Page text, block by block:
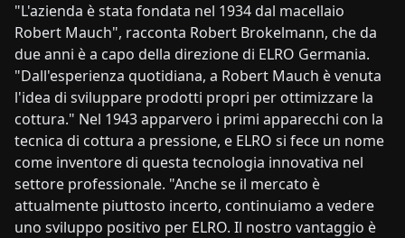
"L'azienda è stata fondata nel 1934 dal macellaio
Robert Mauch", racconta Robert Brokelmann, che da
due anni è a capo della direzione di ELRO Germania.
"Dall'esperienza quotidiana, a Robert Mauch è venuta
l'idea di sviluppare prodotti propri per ottimizzare la
cottura." Nel 1943 apparvero i primi apparecchi con la
tecnica di cottura a pressione, e ELRO si fece un nome
come inventore di questa tecnologia innovativa nel
settore professionale. "Anche se il mercato è
attualmente piuttosto incerto, continuiamo a vedere
uno sviluppo positivo per ELRO. Il nostro vantaggio è